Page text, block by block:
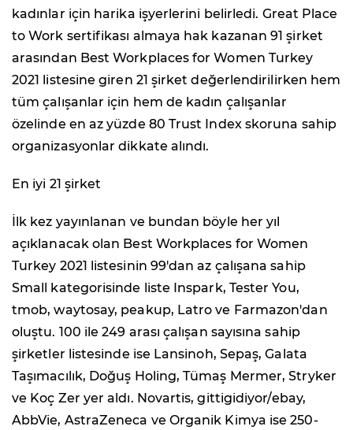
kadınlar için harika işyerlerini belirledi. Great Place
to Work sertifikası almaya hak kazanan 91 şirket
arasından Best Workplaces for Women Turkey
2021 listesine giren 21 şirket değerlendirilirken hem
tüm çalışanlar için hem de kadın çalışanlar
özelinde en az yüzde 80 Trust Index skoruna sahip
organizasyonlar dikkate alındı.
En iyi 21 şirket
İlk kez yayınlanan ve bundan böyle her yıl
açıklanacak olan Best Workplaces for Women
Turkey 2021 listesinin 99'dan az çalışana sahip
Small kategorisinde liste Inspark, Tester You,
tmob, waytosay, peakup, Latro ve Farmazon'dan
oluştu. 100 ile 249 arası çalışan sayısına sahip
şirketler listesinde ise Lansinoh, Sepaş, Galata
Taşımacılık, Doğuş Holing, Tümaş Mermer, Stryker
ve Koç Zer yer aldı. Novartis, gittigidiyor/ebay,
AbbVie, AstraZeneca ve Organik Kimya ise 250-